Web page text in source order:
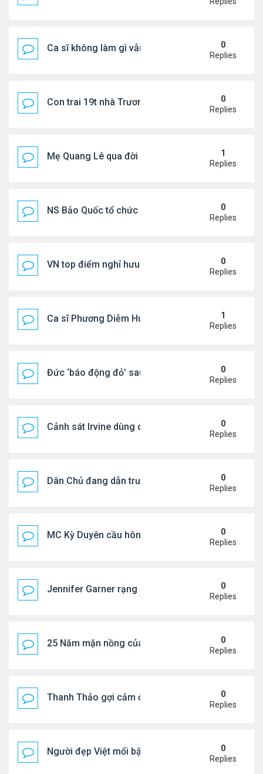
Ca sĩ không làm gì vẫn kiếm được 400 triệu đồng/
0
Replies
Con trai 19t nhà Trương Bá Chi - Tạ Đình Phong
0
Replies
Mẹ Quang Lê qua đời sau 2 năm đột quỵ. 1
Replies
NS Bảo Quốc tổ chức sn cho bà xã
0
Replies
VN top điểm nghỉ hưu lý tưởng cho người Mỹ
0
Replies
Ca sĩ Phương Diễm Huyền bị khởi tố
1
Replies
Đức ‘báo động đỏ’ sau vụ phát hiện UAV mang
0
Replies
Cảnh sát Irvine dùng drone bắt kẻ trộm trong
0
Replies
Dân Chủ đang dẫn trước Cộng Hòa trong các
0
Replies
MC Kỳ Duyên cầu hôn lại chồng cũ
0
Replies
Jennifer Garner rạng rỡ bên bạn trai kém 6 tuổi
0
Replies
25 Năm mặn nồng của 'Điệp viên 007'
0
Replies
Thanh Thảo gợi cảm ở tuổi 49
0
Replies
Người đẹp Việt mổi bật giữa dàn sao châu Á
0
Replies